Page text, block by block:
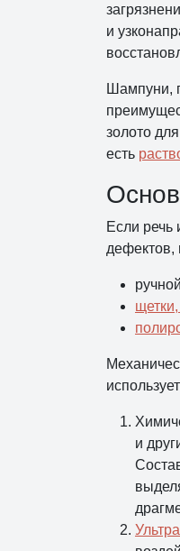
и
Шампуни,
золото
есть
Если речь
дефектов,
щетки,
и